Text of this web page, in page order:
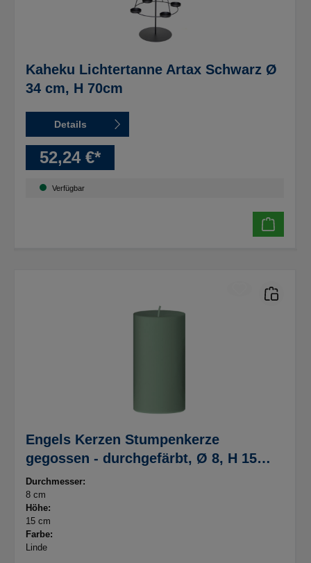
Kaheku Lichtertanne Artax Schwarz Ø
34 cm, H 70cm
Details
52,24 €*
Verfügbar
Engels Kerzen Stumpenkerze
gegossen - durchgefärbt, Ø 8, H 15
cm, Farbe Linde
Durchmesser:
8 cm
Höhe:
15 cm
Farbe:
Linde